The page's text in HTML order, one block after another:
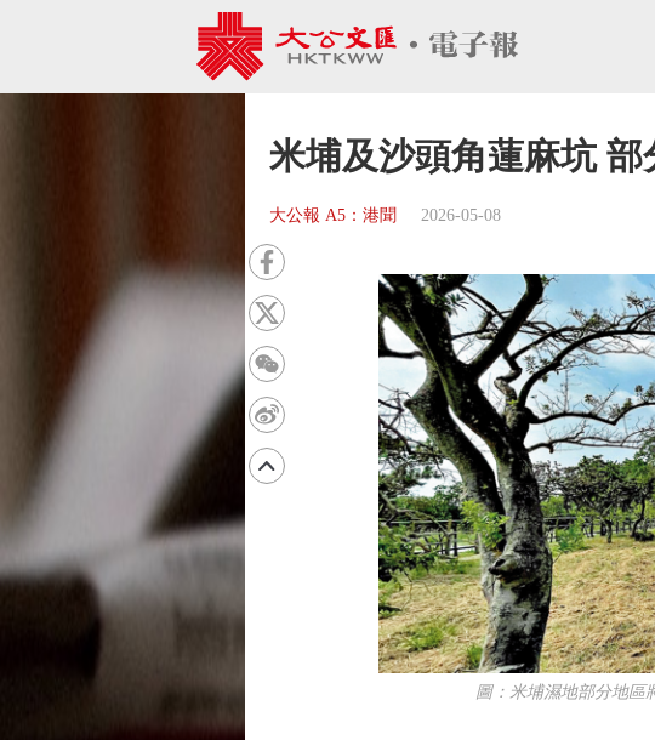
米埔及沙頭角蓮麻坑
大公報 A5：港聞 2026-05-08
圖：米埔濕地部分地區將